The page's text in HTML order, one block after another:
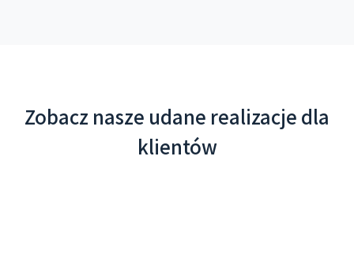
Zobacz nasze udane realizacje dla
klientów